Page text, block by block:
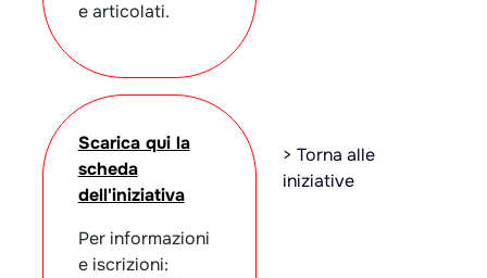
e articolati.
Scarica qui la
scheda
dell'iniziativa
Per informazioni
e iscrizioni:
> Torna alle
iniziative